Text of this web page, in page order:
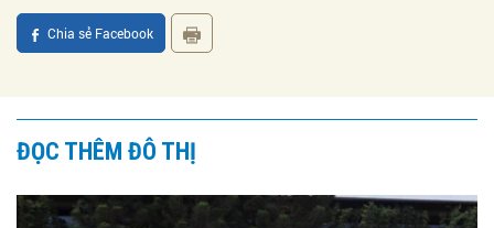
Chia sẻ Facebook
ĐỌC THÊM ĐÔ THỊ